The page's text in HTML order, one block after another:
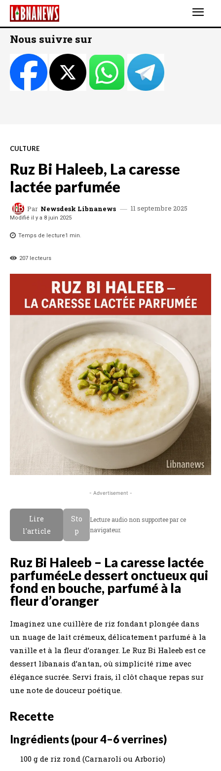
Nous suivre sur
CULTURE
Ruz Bi Haleeb, La caresse
lactée parfumée
Par Newsdesk Libnanews 11 septembre 2025
Modifié il y a 8 juin 2025
Temps de lecture1 min.
207 lecteurs
- Advertisement -
Lire
l'article
Sto
p
Lecture audio non supportee par ce
navigateur.
Ruz Bi Haleeb – La caresse lactée
parfuméeLe dessert onctueux qui
fond en bouche, parfumé à la
fleur d’oranger
Imaginez une cuillère de riz fondant plongée dans
un nuage de lait crémeux, délicatement parfumé à la
vanille et à la fleur d’oranger. Le Ruz Bi Haleeb est ce
dessert libanais d’antan, où simplicité rime avec
élégance sucrée. Servi frais, il clôt chaque repas sur
une note de douceur poétique.
Recette
Ingrédients (pour 4–6 verrines)
100 g de riz rond (Carnaroli ou Arborio)